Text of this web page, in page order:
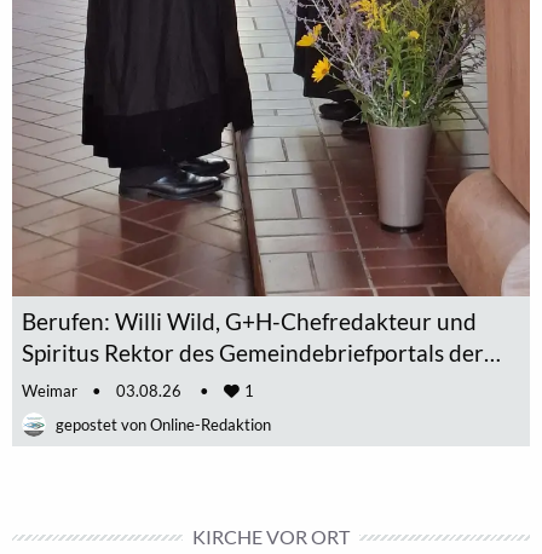
Berufen: Willi Wild, G+H-Chefredakteur und
Spiritus Rektor des Gemeindebriefportals der
EKM, ist zum Prädikantendienst in der EKM von
Superintendentin Dr. Constance Hartung am 2.8.
eingesegnet worden.
Weimar 03.08.26
1
Online-Redaktion
KIRCHE VOR ORT